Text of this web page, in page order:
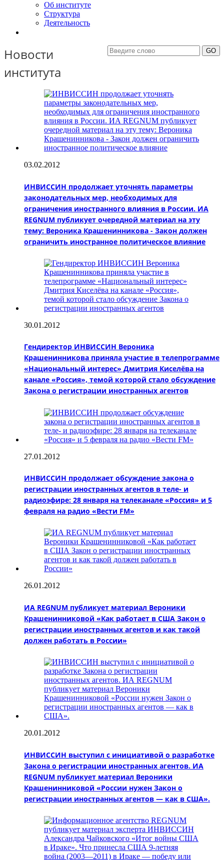
Об институте
Структура
Деятельность
Новости
института
03.02.2012
ИНВИССИН продолжает уточнять параметры
законодательных мер, необходимых для
ограничения иностранного влияния в России. ИА
REGNUM публикует очередной материал на эту
тему: Вероника Крашенинникова - Закон должен
ограничить иностранное политическое влияние
30.01.2012
Гендиректор ИНВИССИН Вероника
Крашенинникова приняла участие в телепрограмме
«Национальный интерес» Дмитрия Киселёва на
канале «Россия», темой которой стало обсуждение
Закона о регистрации иностранных агентов
27.01.2012
ИНВИССИН продолжает обсуждение закона о
регистрации иностранных агентов в теле- и
радиоэфире: 28 января на телеканале «Россия» и 5
февраля на радио «Вести FM»
26.01.2012
ИА REGNUM публикует материал Вероники
Крашенинниковой «Как работает в США Закон о
регистрации иностранных агентов и как такой
должен работать в России»
20.01.2012
ИНВИССИН выступил с инициативой о разработке
Закона о регистрации иностранных агентов. ИА
REGNUM публикует материал Вероники
Крашенинниковой «России нужен Закон о
регистрации иностранных агентов — как в США».